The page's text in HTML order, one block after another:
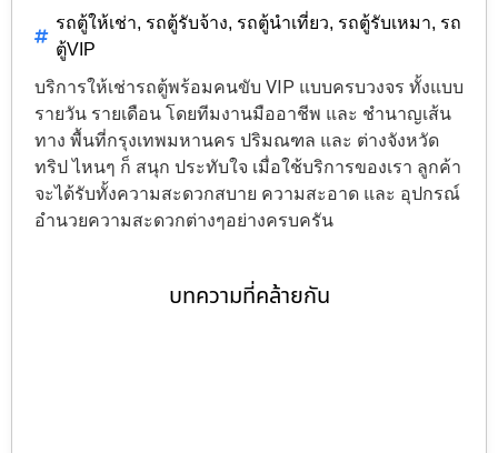
รถตู้ให้เช่า, รถตู้รับจ้าง, รถตู้นำเที่ยว, รถตู้รับเหมา, รถ
ตู้VIP
บริการให้เช่ารถตู้พร้อมคนขับ VIP แบบครบวงจร ทั้งแบบ
รายวัน รายเดือน โดยทีมงานมืออาชีพ และ ชำนาญเส้น
ทาง พื้นที่กรุงเทพมหานคร ปริมณฑล และ ต่างจังหวัด
ทริป ไหนๆ ก็ สนุก ประทับใจ เมื่อใช้บริการของเรา ลูกค้า
จะได้รับทั้งความสะดวกสบาย ความสะอาด และ อุปกรณ์
อำนวยความสะดวกต่างๆอย่างครบครัน
บทความที่คล้ายกัน